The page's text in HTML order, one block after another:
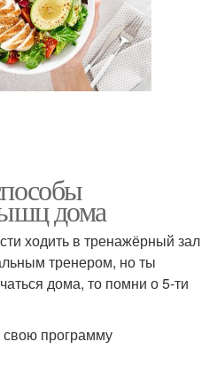
дома
ходить в тренажёрный зал
тренером, но ты
дома, то помни о 5-ти
свою программу